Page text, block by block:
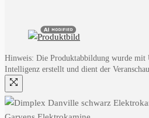
Hinweis: Die Produktabbildung wurde mit
Intelligenz erstellt und dient der